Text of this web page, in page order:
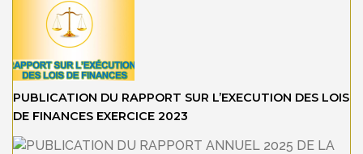
PUBLICATION DU RAPPORT SUR L’EXECUTION DES LOIS
DE FINANCES EXERCICE 2023